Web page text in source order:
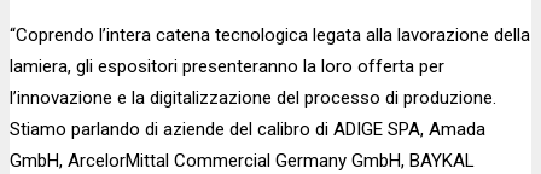
“Coprendo l’intera catena tecnologica legata alla lavorazione della
lamiera, gli espositori presenteranno la loro offerta per
l’innovazione e la digitalizzazione del processo di produzione.
Stiamo parlando di aziende del calibro di ADIGE SPA, Amada
GmbH, ArcelorMittal Commercial Germany GmbH, BAYKAL